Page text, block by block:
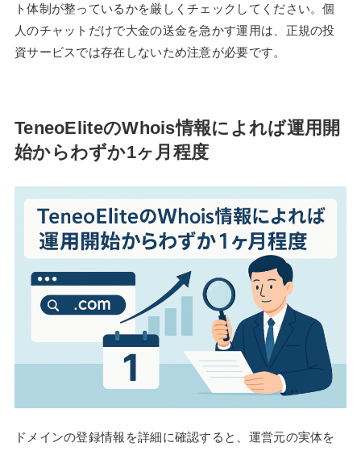
ト体制が整っているかを厳しくチェックしてください。個
人のチャットだけで大金の送金を急かす運用は、正規の投
資サービスでは存在しないため注意が必要です。
TeneoEliteのWhois情報によれば運用開
始からわずか1ヶ月程度
ドメインの登録情報を詳細に確認すると、運営元の実体を